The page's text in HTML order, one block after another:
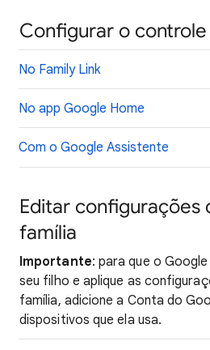
Configurar o
No Family Link
No app Google Home
Com o Google Assistente
Editar configurações
família
Importante: para que o
seu filho e aplique as
família, adicione a Conta do
dispositivos que ela usa.